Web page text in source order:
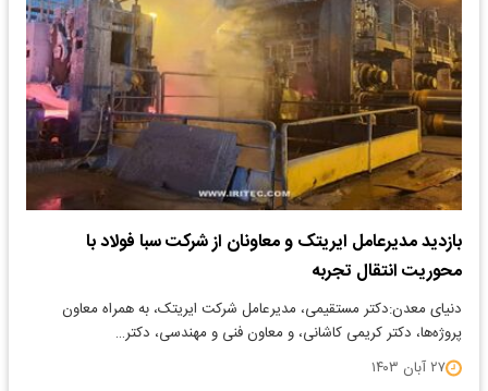
بازدید مدیرعامل ایریتک و معاونان از شرکت سبا فولاد با
محوریت انتقال تجربه
دنیای معدن:دکتر مستقیمی، مدیرعامل شرکت ایریتک، به همراه معاون
پروژه‌ها، دکتر کریمی کاشانی، و معاون فنی و مهندسی، دکتر…
۲۷ آبان ۱۴۰۳